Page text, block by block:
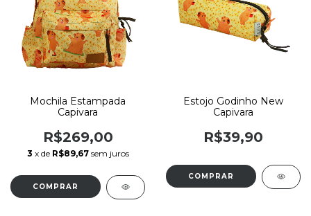
Mochila Estampada
Capivara
R$269,00
3 x de R$89,67 sem juros
Estojo Godinho New
Capivara
R$39,90